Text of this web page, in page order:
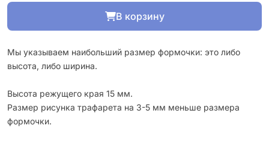
В корзину
Мы указываем наибольший размер формочки: это либо
высота, либо ширина.
Высота режущего края 15 мм.
Размер рисунка трафарета на 3-5 мм меньше размера
формочки.